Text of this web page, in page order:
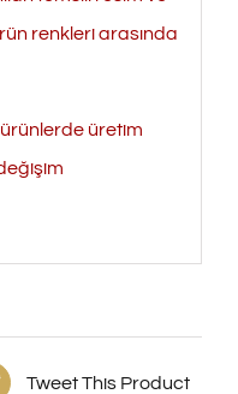
renkleri arasında
ürünlerde üretim
Tweet This Product